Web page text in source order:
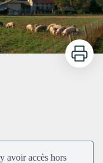
Imprimer
avoir accès hors